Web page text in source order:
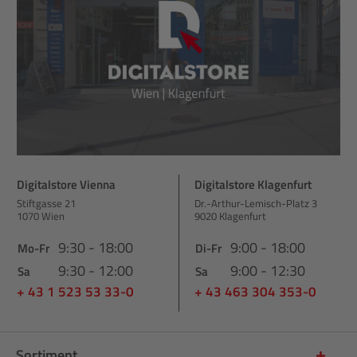
Digitalstore Vienna
Stiftgasse 21
1070 Wien
Mo-Fr 9:30 - 18:00
Sa 9:30 - 12:00
+ 43 1 523 53 33-0
Digitalstore Klagenfurt
Dr.-Arthur-Lemisch-Platz 3
9020 Klagenfurt
Di-Fr 9:00 - 18:00
Sa 9:00 - 12:30
+ 43 463 304 353-0